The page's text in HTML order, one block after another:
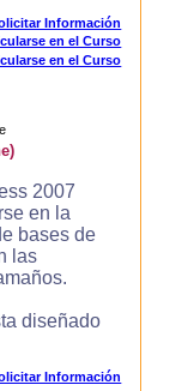
Información
2007
en la
bases de
las
diseñado
Información